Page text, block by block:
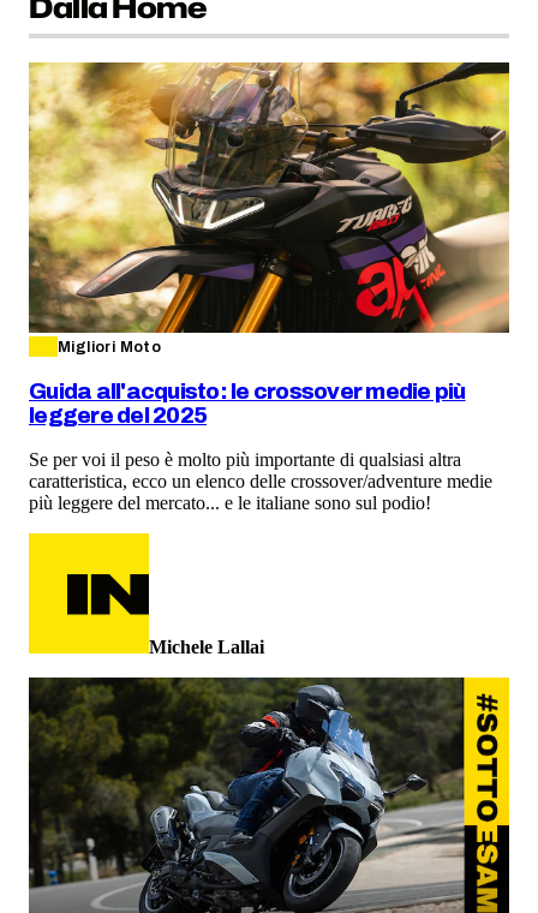
Migliori Moto
Guida all'acquisto: le crossover medie più
leggere del 2025
Se per voi il peso è molto più importante di qualsiasi altra
caratteristica, ecco un elenco delle crossover/adventure medie
più leggere del mercato... e le italiane sono sul podio!
Michele Lallai